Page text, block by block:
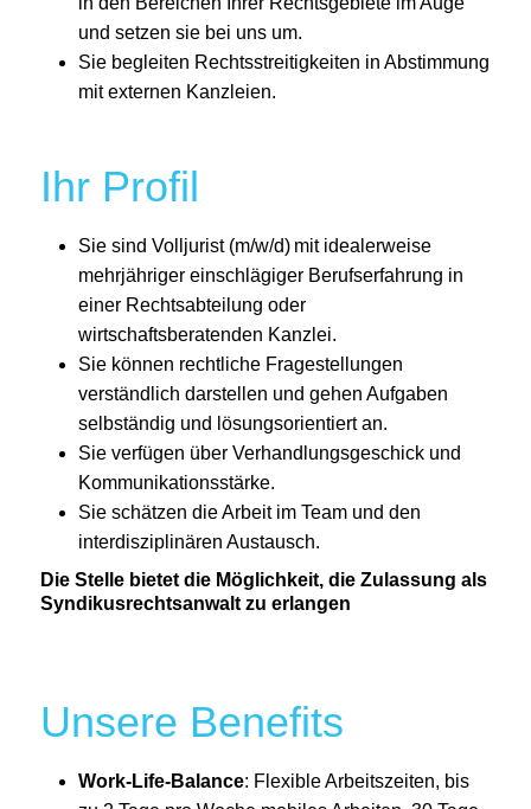
und setzen sie bei uns um.
Sie begleiten Rechtsstreitigkeiten in Abstimmung
mit externen Kanzleien.
Ihr Profil
Sie sind Volljurist (m/w/d) mit idealerweise
mehrjähriger einschlägiger Berufserfahrung in
einer Rechtsabteilung oder
wirtschaftsberatenden Kanzlei.
Sie können rechtliche Fragestellungen
verständlich darstellen und gehen Aufgaben
selbständig und lösungsorientiert an.
Sie verfügen über Verhandlungsgeschick und
Kommunikationsstärke.
Sie schätzen die Arbeit im Team und den
interdisziplinären Austausch.
Die Stelle bietet die Möglichkeit, die Zulassung als
Syndikusrechtsanwalt zu erlangen
Unsere Benefits
Work-Life-Balance: Flexible Arbeitszeiten, bis